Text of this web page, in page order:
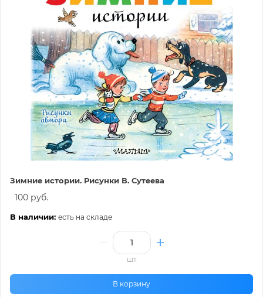
Зимние истории. Рисунки В. Сутеева
100 руб.
В наличии: есть на складе
шт
В корзину